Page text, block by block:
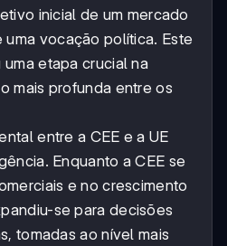
inicial de um mercado
vocação política. Este
etapa crucial na
mais profunda entre os
entre a CEE e a UE
Enquanto a CEE se
e no crescimento
se para decisões
tomadas ao nível mais